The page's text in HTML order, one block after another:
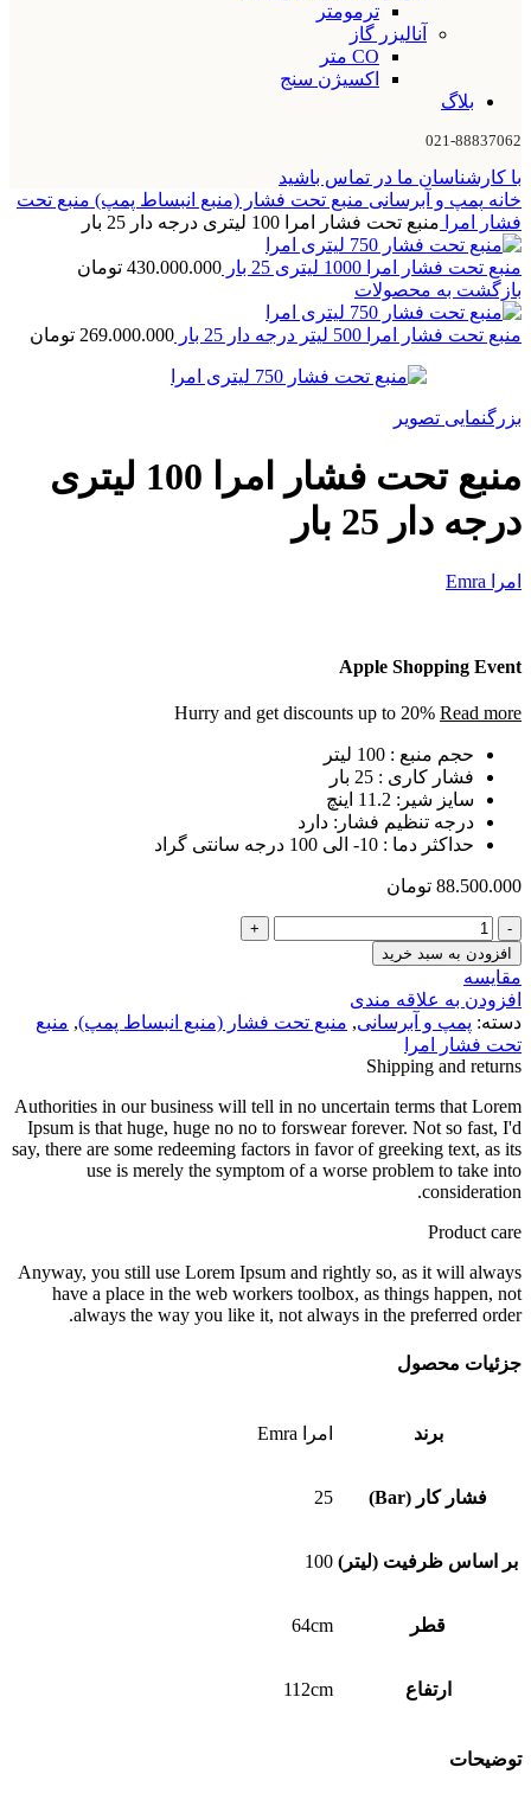
ترمومتر
آنالیزر گاز
CO متر
اکسیژن سنج
بلاگ
021-88837062
با کارشناسان ما در تماس باشید
خانه پمپ و آبرسانی منبع تحت فشار (منبع انبساط پمپ) منبع تحت
فشار امرا منبع تحت فشار امرا 100 لیتری درجه دار 25 بار
منبع تحت فشار امرا 1000 لیتری 25 بار 430.000.000 تومان
بازگشت به محصولات
منبع تحت فشار امرا 500 لیتر درجه دار 25 بار 269.000.000 تومان
بزرگنمایی تصویر
منبع تحت فشار امرا 100 لیتری
درجه دار 25 بار
امرا Emra
Apple Shopping Event
Hurry and get discounts up to 20% Read more
حجم منبع : 100 لیتر
فشار کاری : 25 بار
سایز شیر : 11.2 اینچ
درجه تنظیم فشار : دارد
حداکثر دما : 10- الی 100 درجه سانتی گراد
88.500.000 تومان
منبع
تحت
فشار
امرا
100
لیتری
درجه
25
بار
عدد
افزودن به سبد خرید
مقایسه
افزودن به علاقه مندی
دسته: پمپ و آبرسانی, منبع تحت فشار (منبع انبساط پمپ), منبع
تحت فشار امرا
Shipping and returns
Authorities in our business will tell in no uncertain terms that Lorem
Ipsum is that huge, huge no no to forswear forever. Not so fast, I'd
say, there are some redeeming factors in favor of greeking text, as its
use is merely the symptom of a worse problem to take into
consideration.
Product care
Anyway, you still use Lorem Ipsum and rightly so, as it will always
have a place in the web workers toolbox, as things happen, not
always the way you like it, not always in the preferred order.
جزئیات محصول
برند امرا Emra
فشار کار (Bar) 25
بر اساس ظرفیت (لیتر) 100
قطر 64cm
ارتفاع 112cm
توضیحات